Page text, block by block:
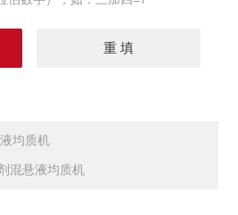
均质机
混悬液均质机